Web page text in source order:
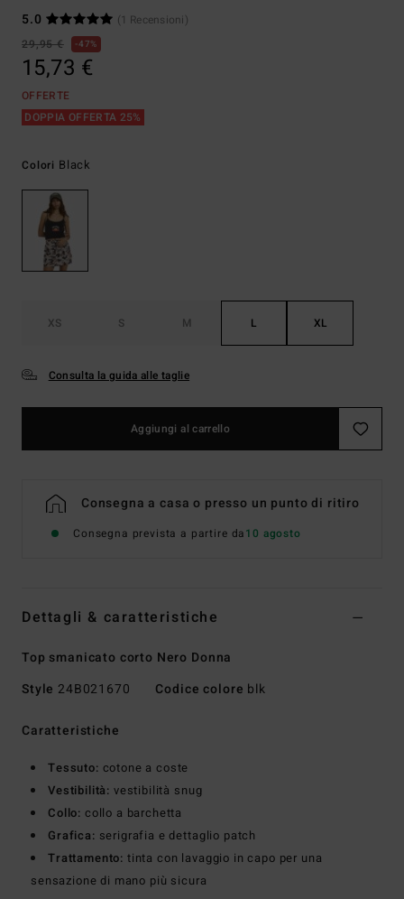
5.0
(1 Recensioni)
29,95 €
47%
15,73 €
OFFERTE
DOPPIA OFFERTA 25%
Colori Black
XS S M L XL
Consulta la guida alle taglie
Aggiungi al carrello
Consegna a casa o presso un punto di ritiro
Consegna prevista a partire da10 agosto
Dettagli & caratteristiche
Top smanicato corto Nero Donna
Style 24B021670 Codice colore blk
Caratteristiche
Tessuto: cotone a coste
Vestibilità: vestibilità snug
Collo: collo a barchetta
Grafica: serigrafia e dettaglio patch
Trattamento: tinta con lavaggio in capo per una
sensazione di mano più sicura